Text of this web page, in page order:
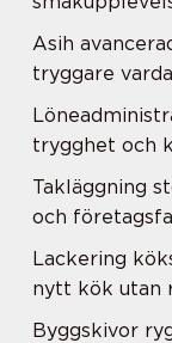
Asih
tryggare
trygghet och
Takläggning
och
Lackering
nytt kök utan
Byggskivor